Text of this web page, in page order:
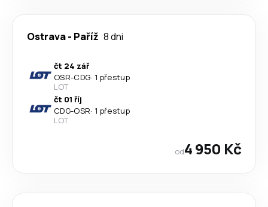
Ostrava- Paříž 8 dni
čt 24 zář
OSR-CDG· 1 přestup
LOT
čt 01 říj
CDG-OSR· 1 přestup
LOT
od4 950 Kč